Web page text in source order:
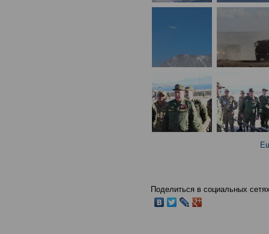
Поделиться в социальных